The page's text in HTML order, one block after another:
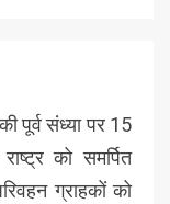
पूर्व संध्या पर 15
को समर्पित
ग्राहकों को